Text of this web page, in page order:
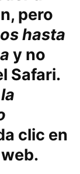
pero
hasta
y no
Safari.
clic en